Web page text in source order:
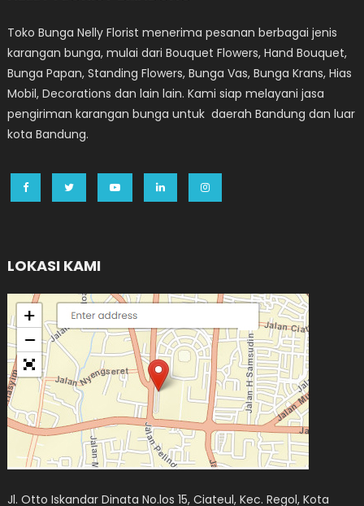
Toko Bunga Nelly Florist menerima pesanan berbagai jenis
karangan bunga, mulai dari Bouquet Flowers, Hand Bouquet,
Bunga Papan, Standing Flowers, Bunga Vas, Bunga Krans, Hias
Mobil, Decorations dan lain lain. Kami siap melayani jasa
pengiriman karangan bunga untuk daerah Bandung dan luar
kota Bandung.
LOKASI KAMI
Jl. Otto Iskandar Dinata No.los 15, Ciateul, Kec. Regol, Kota